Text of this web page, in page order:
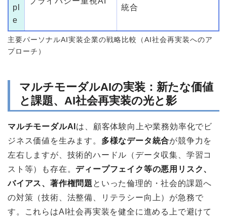
主要パーソナルAI実装企業の戦略比較（AI社会再実装へのア
プローチ）
pl
e
統合
マルチモーダルAIの実装：新たな価値
と課題、AI社会再実装の光と影
マルチモーダルAI は、顧客体験向上や業務効率化でビ
ジネス価値を生みます。 多様なデータ統合が競争力を
左右しますが、技術的ハードル（データ収集、学習コ
スト等）も存在。 ディープフェイク等の悪用リスク、
バイアス、著作権問題 といった倫理的・社会的課題へ
の対策（技術、法整備、リテラシー向上）が急務で
す。これらはAI社会再実装を健全に進める上で避けて